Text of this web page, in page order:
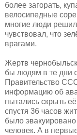
более загорать,
велосипедные
многие люди
чувствовал, что
врагами.
Жертв
бы людям в те дни
Правительство
информацию об
пытались скрыть
спустя 36 часов
было
человек. А в